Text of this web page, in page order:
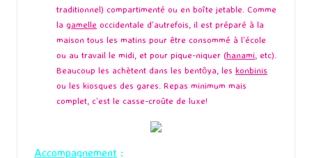
traditionnel) compartimenté ou en boîte jetable. Comme
la gamelle occidentale d’autrefois, il est préparé à la
maison tous les matins pour être consommé à l’école
ou au travail le midi, et pour pique-niquer (hanami , etc).
Beaucoup les achètent dans les bentōya, les konbinis
ou les kiosques des gares. Repas minimum mais
complet, c’est le casse-croûte de luxe!
Accompagnement :